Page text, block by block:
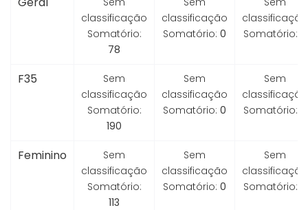
classificação
Somatório:
78
classificação
Somatório: 0
classificação
Somatório:
F35
Sem
classificação
Somatório:
190
Sem
classificação
Somatório: 0
Sem
classificação
Somatório:
Feminino
Sem
classificação
Somatório:
113
Sem
classificação
Somatório: 0
Sem
classificação
Somatório: